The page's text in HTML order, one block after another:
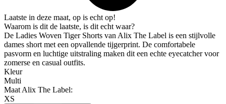
Laatste in deze maat, op is echt op!
Waarom is dit de laatste, is dit echt waar?
De Ladies Woven Tiger Shorts van Alix The Label is een stijlvolle
dames short met een opvallende tijgerprint. De comfortabele
pasvorm en luchtige uitstraling maken dit een echte eyecatcher voor
zomerse en casual outfits.
Kleur
Multi
Maat Alix The Label:
XS